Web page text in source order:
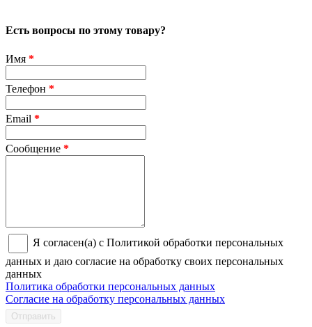
Есть вопросы по этому товару?
Имя *
Телефон *
Email *
Сообщение *
Я согласен(а) с Политикой обработки персональных
данных и даю согласие на обработку своих персональных
данных
Политика обработки персональных данных
Согласие на обработку персональных данных
Отправить